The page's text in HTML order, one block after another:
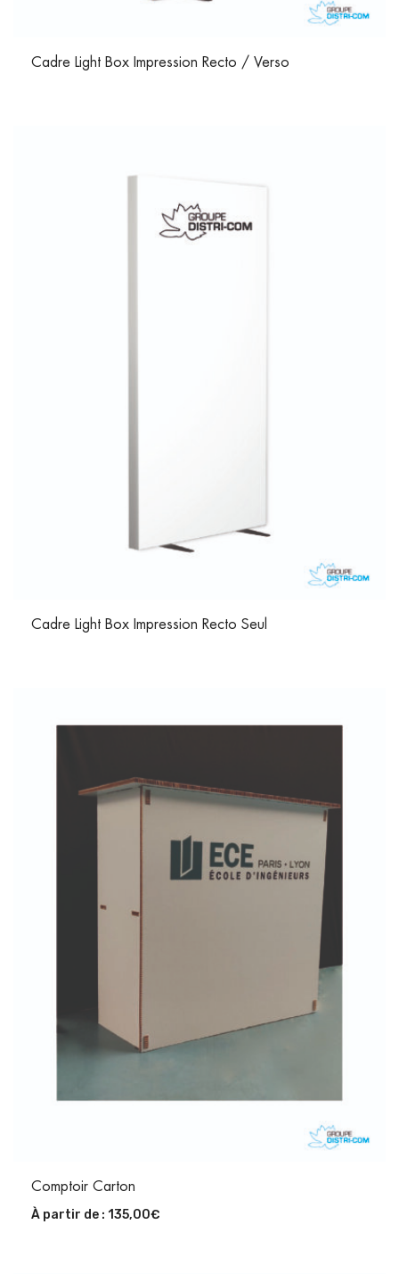
Cadre Light Box Impression Recto / Verso
Cadre Light Box Impression Recto Seul
Comptoir Carton
À partir de : 135,00€